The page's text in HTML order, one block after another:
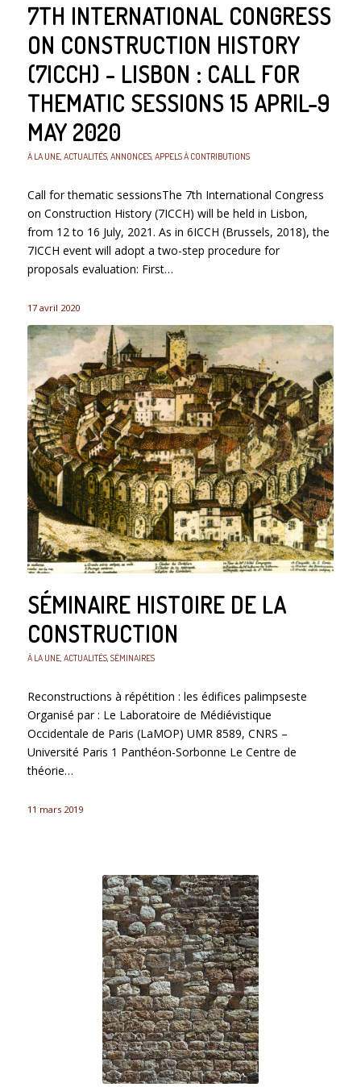
7TH INTERNATIONAL CONGRESS
ON CONSTRUCTION HISTORY
(7ICCH) - LISBON : CALL FOR
THEMATIC SESSIONS 15 APRIL-9
MAY 2020
À LA UNE, ACTUALITÉS, ANNONCES, APPELS À CONTRIBUTIONS
Call for thematic sessionsThe 7th International Congress
on Construction History (7ICCH) will be held in Lisbon,
from 12 to 16 July, 2021. As in 6ICCH (Brussels, 2018), the
7ICCH event will adopt a two-step procedure for
proposals evaluation: First…
17 avril 2020
SÉMINAIRE HISTOIRE DE LA
CONSTRUCTION
À LA UNE, ACTUALITÉS, SÉMINAIRES
Reconstructions à répétition : les édifices palimpseste
Organisé par : Le Laboratoire de Médiévistique
Occidentale de Paris (LaMOP) UMR 8589, CNRS –
Université Paris 1 Panthéon-Sorbonne Le Centre de
théorie…
11 mars 2019